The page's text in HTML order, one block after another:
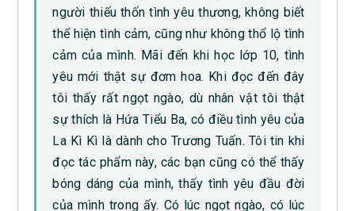
người thiếu thốn tình yêu thương, không biết
thể hiện tình cảm, cũng như không thổ lộ tình
cảm của mình. Mãi đến khi học lớp 10, tình
yêu mới thật sự đơm hoa. Khi đọc đến đây
tôi thấy rất ngọt ngào, dù nhân vật tôi thật
sự thích là Hứa Tiểu Ba, có điều tình yêu của
La Kì Kì là dành cho Trương Tuấn. Tôi tin khi
đọc tác phẩm này, các bạn cũng có thể thấy
bóng dáng của mình, thấy tình yêu đầu đời
của mình trong ấy. Có lúc ngọt ngào, có lúc